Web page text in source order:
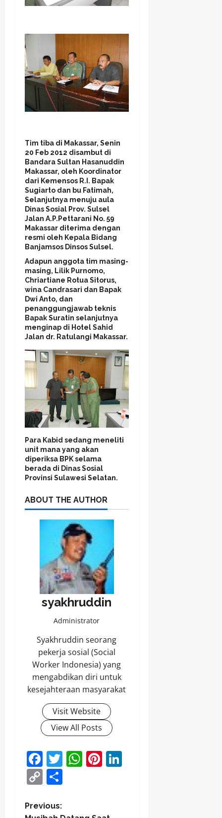
Tim tiba di Makassar, Senin
20 Feb 2012 disambut di
Bandara Sultan Hasanuddin
Makassar, oleh Koordinator
dari Kemensos R.I. Bapak
Sugiarto dan bu Fatimah,
Selanjutnya menuju aula
Dinas Sosial Prov. Sulsel
Jalan A.P.Pettarani No. 59
Makassar diterima dengan
resmi oleh Kepala Bidang
Banjamsos Dinsos Sulsel.
Adapun anggota tim masing-
masing, Lilik Purnomo,
Chriartiane Rotua Sitorus,
wina Candrasari dan Bapak
Dwi Anto, dan
penanggungjawab teknis
Bapak Suratin selanjutnya
menginap di Hotel Sahid
Jalan dr. Ratulangi Makassar.
Para Kabid sedang meneliti
unit mana yang akan
diperiksa BPK selama
berada di Dinas Sosial
Provinsi Sulawesi Selatan.
ABOUT THE AUTHOR
syakhruddin
Administrator
Syakhruddin seorang
pekerja sosial (Social
Worker Indonesia) yang
mengabdikan diri untuk
kesejahteraan masyarakat
Visit Website
View All Posts
Facebook
Twitter
WhatsApp
Pinterest
Copy
P
Previous: